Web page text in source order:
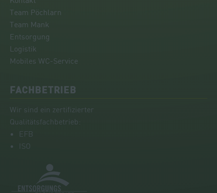
Team Pöchlarn
Team Mank
Entsorgung
Logistik
Mobiles WC-Service
FACHBETRIEB
Wir sind ein zertifizierter
Qualitätsfachbetrieb:
EFB
ISO